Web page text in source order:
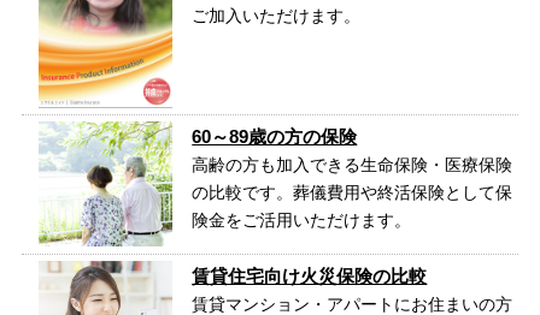
ご加入いただけます。
60～89歳の方の保険
高齢の方も加入できる生命保険・医療保険
の比較です。葬儀費用や終活保険として保
険金をご活用いただけます。
賃貸住宅向け火災保険の比較
賃貸マンション・アパートにお住まいの方